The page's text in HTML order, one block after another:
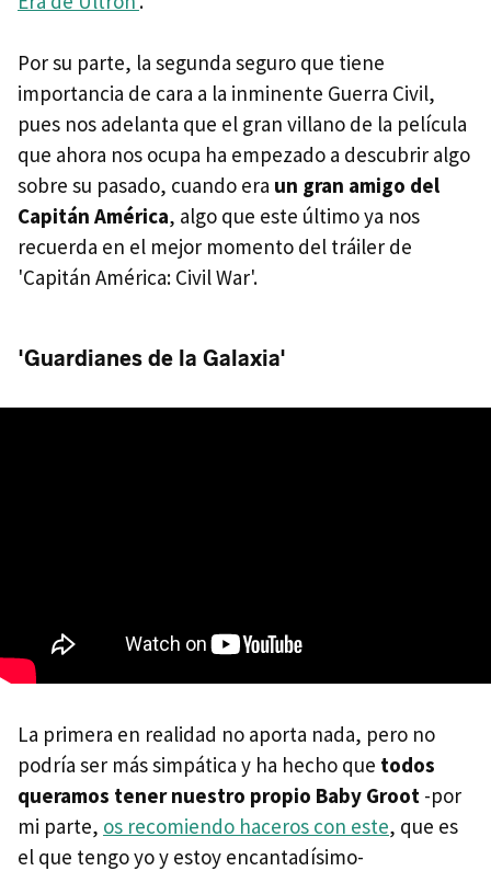
Por su parte, la segunda seguro que tiene
importancia de cara a la inminente Guerra Civil,
pues nos adelanta que el gran villano de la película
que ahora nos ocupa ha empezado a descubrir algo
sobre su pasado, cuando era un gran amigo del
Capitán América, algo que este último ya nos
recuerda en el mejor momento del tráiler de
'Capitán América: Civil War'.
'Guardianes de la Galaxia'
La primera en realidad no aporta nada, pero no
podría ser más simpática y ha hecho que todos
queramos tener nuestro propio Baby Groot -por
mi parte, os recomiendo haceros con este, que es
el que tengo yo y estoy encantadísimo-